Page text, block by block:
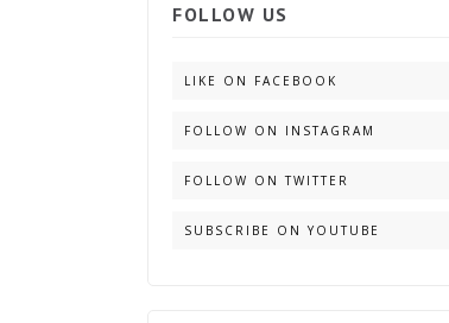
FOLLOW US
LIKE ON FACEBOOK
FOLLOW ON INSTAGRAM
FOLLOW ON TWITTER
SUBSCRIBE ON YOUTUBE